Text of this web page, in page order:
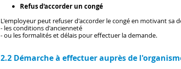
Refus d'accorder un congé
L'employeur peut refuser d'accorder le congé en motivant sa
- les conditions d'ancienneté
- ou les formalités et délais pour effectuer la demande.
2.2 Démarche à effectuer auprès de